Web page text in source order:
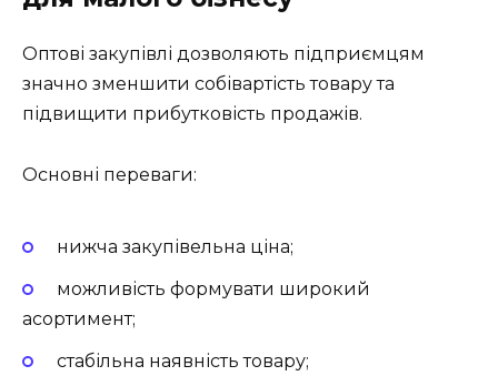
Оптові закупівлі дозволяють підприємцям
значно зменшити собівартість товару та
підвищити прибутковість продажів.
Основні переваги:
нижча закупівельна ціна;
можливість формувати широкий
асортимент;
стабільна наявність товару;